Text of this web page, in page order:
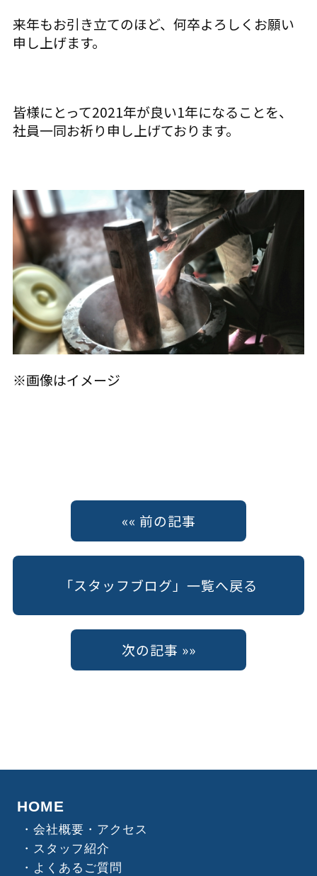
来年もお引き立てのほど、何卒よろしくお願い
申し上げます。
皆様にとって2021年が良い1年になることを、
社員一同お祈り申し上げております。
※画像はイメージ
«« 前の記事
次の記事 »»
「スタッフブログ」一覧へ戻る
HOME
会社概要・アクセス
スタッフ紹介
よくあるご質問